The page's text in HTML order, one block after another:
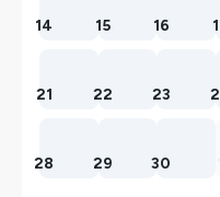
14 15 16
21 22 23
28 29 30